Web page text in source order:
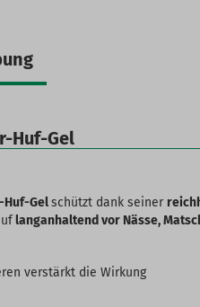
Huf-Gel
Huf-Gelschützt dank seiner
langanhaltend vor Nässe,
verstärkt die Wirkung